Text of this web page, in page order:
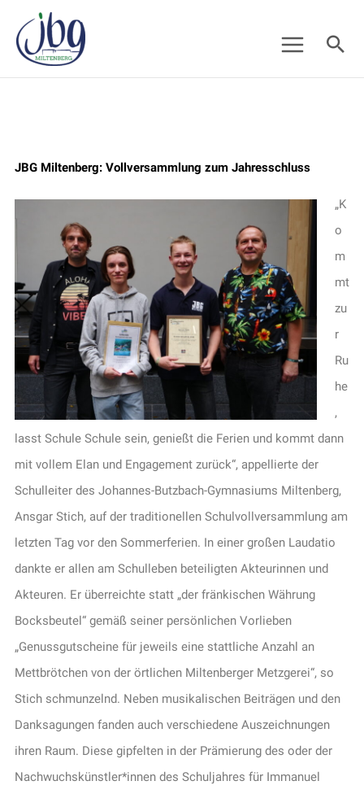
Inhalt
springen
JBG Miltenberg: Vollversammlung zum Jahresschluss
„K
o
m
mt
zu
r
Ru
he
,
lasst Schule Schule sein, genießt die Ferien und kommt dann
mit vollem Elan und Engagement zurück“, appellierte der
Schulleiter des Johannes-Butzbach-Gymnasiums Miltenberg,
Ansgar Stich, auf der traditionellen Schulvollversammlung am
letzten Tag vor den Sommerferien. In einer großen Laudatio
dankte er allen am Schulleben beteiligten Akteurinnen und
Akteuren. Er überreichte statt „der fränkischen Währung
Bocksbeutel“ gemäß seiner persönlichen Vorlieben
„Genussgutscheine für jeweils eine stattliche Anzahl an
Mettbrötchen von der örtlichen Miltenberger Metzgerei“, so
Stich schmunzelnd. Neben musikalischen Beiträgen und den
Danksagungen fanden auch verschiedene Auszeichnungen
ihren Raum. Diese gipfelten in der Prämierung des oder der
Nachwuchskünstler*innen des Schuljahres für Immanuel